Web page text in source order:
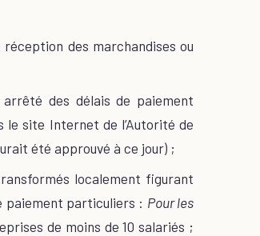
des marchandises ou
des délais de paiement
le site Internet de l’Autorité de
été approuvé à ce jour) ;
localement figurant
paiement particuliers : Pour les
de moins de 10 salariés ;